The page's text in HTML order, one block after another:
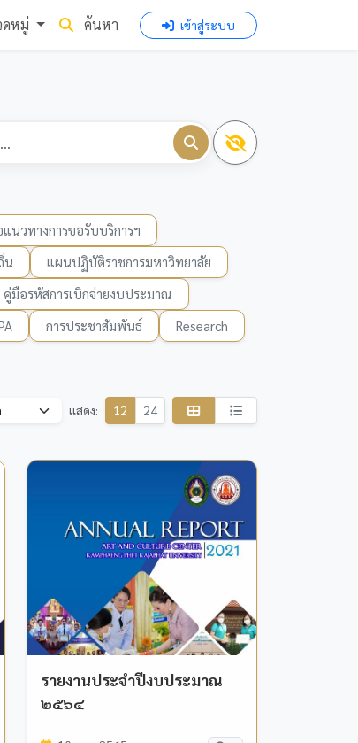
หมู่ ค้นหา เข้าสู่ระบบ
นวทางการขอรับบริการฯ
น
แผนปฏิบัติราชการมหาวิทยาลัย
คู่มือรหัสการเบิกจ่ายงบประมาณ
การประชาสัมพันธ์
Research
แสดง: 12 24
รายงานประจำปีงบประมาณ
๒๕๖๔